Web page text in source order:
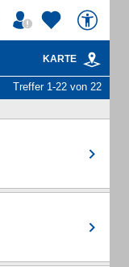
KARTE
Treffer 1-22 von 22